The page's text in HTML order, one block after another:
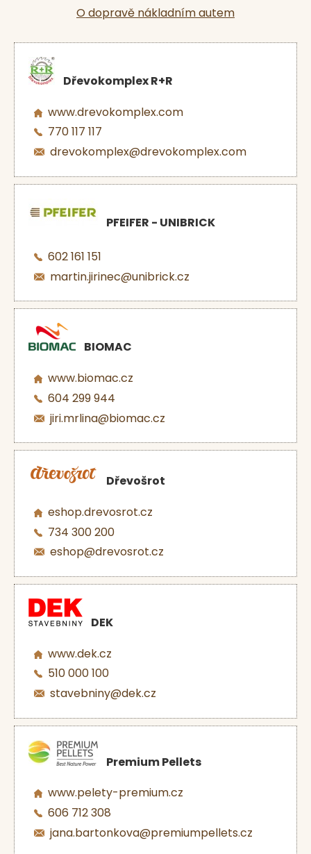
O dopravě nákladním autem
Dřevokomplex R+R
www.drevokomplex.com
770 117 117
drevokomplex@drevokomplex.com
PFEIFER - UNIBRICK
602 161 151
martin.jirinec@unibrick.cz
BIOMAC
www.biomac.cz
604 299 944
jiri.mrlina@biomac.cz
Dřevošrot
eshop.drevosrot.cz
734 300 200
eshop@drevosrot.cz
DEK
www.dek.cz
510 000 100
stavebniny@dek.cz
Premium Pellets
www.pelety-premium.cz
606 712 308
jana.bartonkova@premiumpellets.cz